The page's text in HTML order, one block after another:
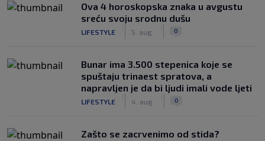
Ova 4 horoskopska znaka u avgustu
sreću svoju srodnu dušu
LIFESTYLE 5. aug. 0
Bunar imа 3.500 stepenica koje se
spuštaju trinaest spratova, a
napravljen je da bi ljudi imali vode ljeti
LIFESTYLE 4. aug. 0
Zašto se zacrvenimo od stida?